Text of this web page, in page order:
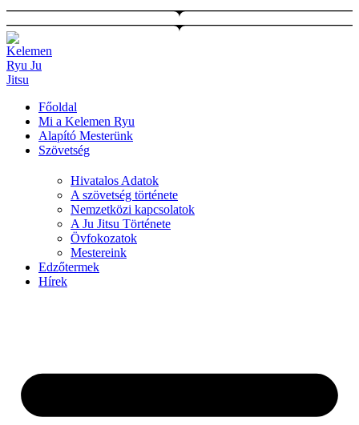
Ugrás
a
tartalomhoz
Főoldal
Mi a Kelemen Ryu
Alapító Mesterünk
Szövetség
Hivatalos Adatok
A szövetség története
Nemzetközi kapcsolatok
A Ju Jitsu Története
Övfokozatok
Mestereink
Edzőtermek
Hírek